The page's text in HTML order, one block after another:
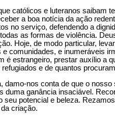
católicos e luteranos saibam
a boa notícia da ação
no serviço, defendendo a
as formas de violência.
Hoje, de modo particular,
comunidades, e inumeráveis
é estrangeiro, prestar auxílio a
e de quantos
damo-nos conta de que o
duma ganância insaciável.
seu potencial e beleza.
criação.